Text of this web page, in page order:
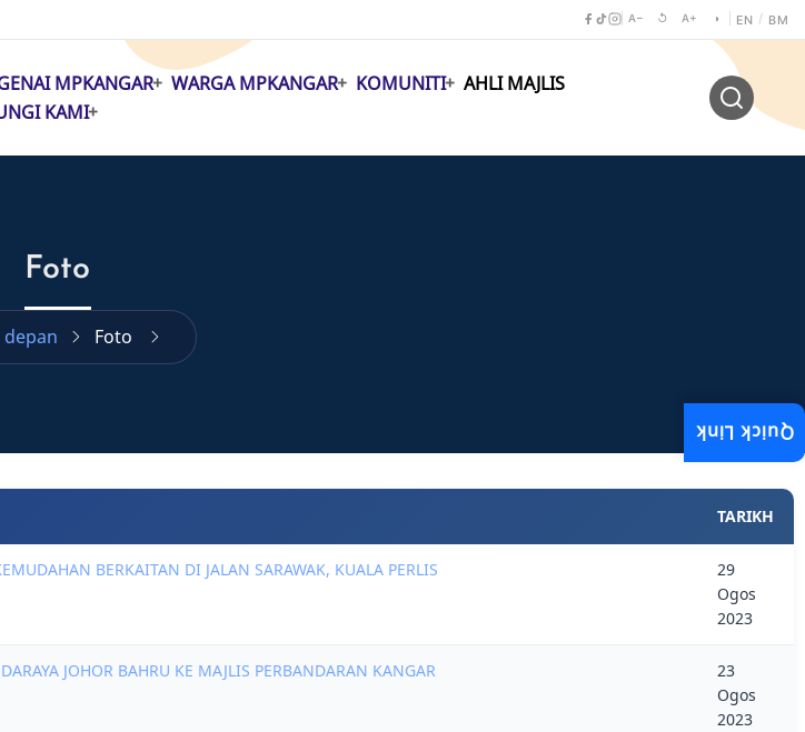
A− ↺ A+ ◑ EN / BM
MPKANGAR WARGA MPKANGAR KOMUNITI
AHLI MAJLIS
KAMI
Foto
depan Foto
TARIKH
BERKAITAN DI JALAN SARAWAK, KUALA PERLIS
29
Ogos
2023
JOHOR BAHRU KE MAJLIS PERBANDARAN KANGAR
23
Ogos
2023
Quick Link